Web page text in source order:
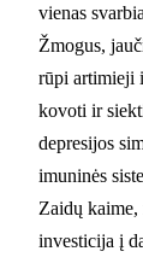
vienas
Žmogus,
rūpi artimieji
kovoti ir
depresijos
imuninės
Zaidų kaime,
investicija į